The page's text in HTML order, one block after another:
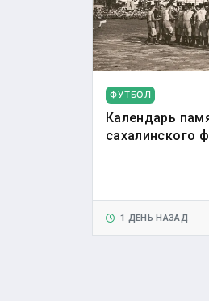
ФУТБОЛ
Календарь
сахалинского
1 ДЕНЬ НАЗАД